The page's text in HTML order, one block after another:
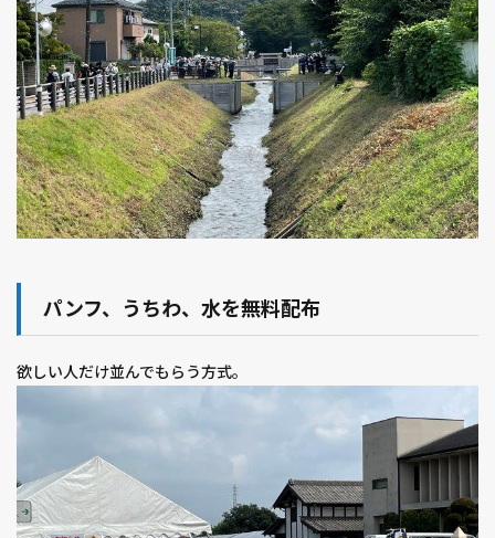
パンフ、うちわ、水を無料配布
欲しい人だけ並んでもらう方式。